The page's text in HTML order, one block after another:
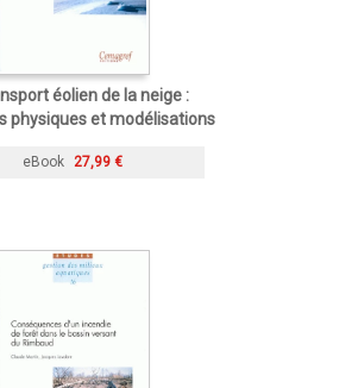
éolien de la neige :
physiques et modélisations
eBook 27,99 €